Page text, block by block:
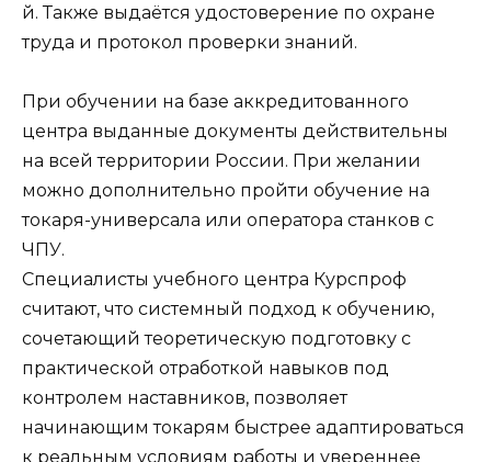
й. Также выдаётся удостоверение по охране
труда и протокол проверки знаний.
При обучении на базе аккредитованного
центра выданные документы действительны
на всей территории России. При желании
можно дополнительно пройти обучение на
токаря-универсала или оператора станков с
ЧПУ.
Специалисты учебного центра Курспроф
считают, что системный подход к обучению,
сочетающий теоретическую подготовку с
практической отработкой навыков под
контролем наставников, позволяет
начинающим токарям быстрее адаптироваться
к реальным условиям работы и увереннее